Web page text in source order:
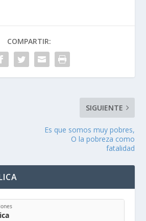
COMPARTIR:
SIGUIENTE
Es que somos muy pobres,
O la pobreza como
fatalidad